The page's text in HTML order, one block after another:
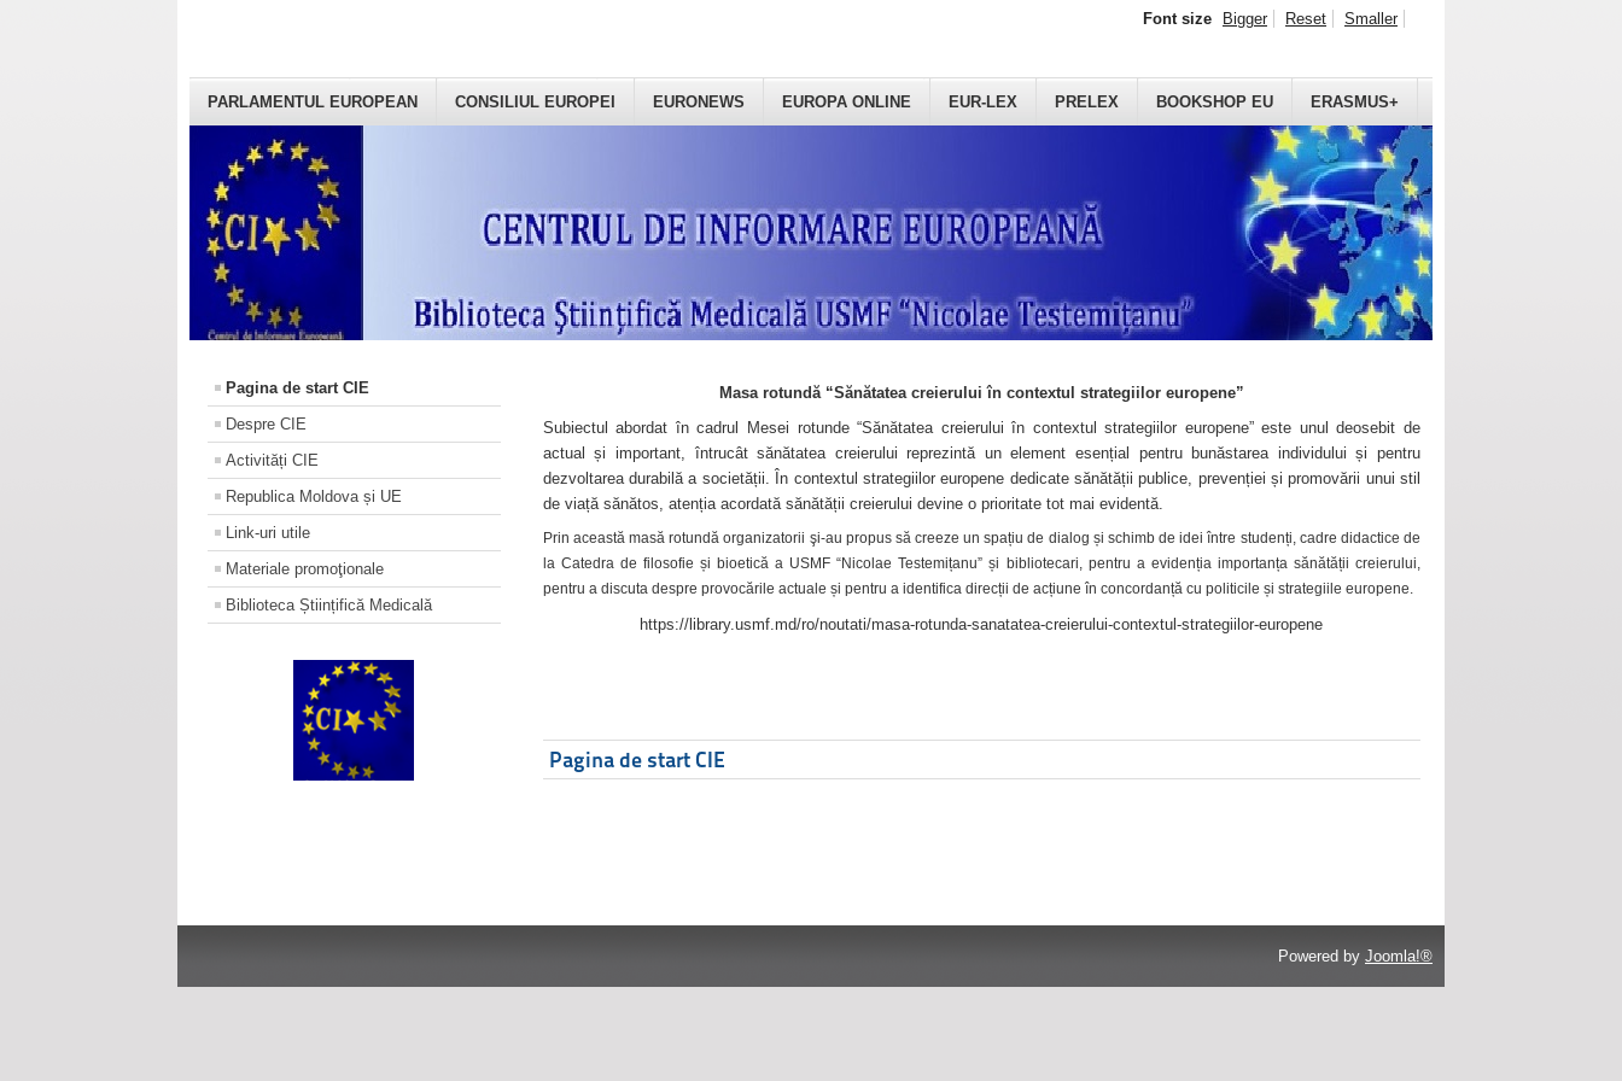
PARLAMENTUL EUROPEAN CONSILIUL EUROPEI EURONEWS EUROPA ONLINE EUR-LEX PRELEX BOOKSHOP EU ERASMUS+
Font size Bigger Reset Smaller
Pagina de start CIE
Despre CIE
Activități CIE
Republica Moldova și UE
Link-uri utile
Materiale promoţionale
Biblioteca Științifică Medicală
Masa rotundă “Sănătatea creierului în contextul strategiilor europene”
Subiectul abordat în cadrul Mesei rotunde “Sănătatea creierului în contextul strategiilor europene” este unul deosebit de
actual și important, întrucât sănătatea creierului reprezintă un element esențial pentru bunăstarea individului și pentru
dezvoltarea durabilă a societății. În contextul strategiilor europene dedicate sănătății publice, prevenției și promovării unui stil
de viață sănătos, atenția acordată sănătății creierului devine o prioritate tot mai evidentă.
Prin această masă rotundă organizatorii şi-au propus să creeze un spațiu de dialog și schimb de idei între studenți, cadre didactice de
la Catedra de filosofie și bioetică a USMF “Nicolae Testemițanu” și bibliotecari, pentru a evidenția importanța sănătății creierului,
pentru a discuta despre provocările actuale și pentru a identifica direcții de acțiune în concordanță cu politicile și strategiile europene.
https://library.usmf.md/ro/noutati/masa-rotunda-sanatatea-creierului-contextul-strategiilor-europene
Pagina de start CIE
Powered by Joomla!®